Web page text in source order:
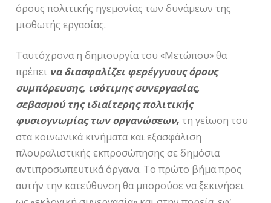
όρους πολιτικής ηγεμονίας των δυνάμεων της
μισθωτής εργασίας.
Ταυτόχρονα η δημιουργία του «Μετώπου» θα
πρέπει να διασφαλίζει φερέγγυους όρους
συμπόρευσης, ισότιμης συνεργασίας,
σεβασμού της ιδιαίτερης πολιτικής
φυσιογνωμίας των οργανώσεων, τη γείωση του
στα κοινωνικά κινήματα και εξασφάλιση
πλουραλιστικής εκπροσώπησης σε δημόσια
αντιπροσωπευτικά όργανα. Το πρώτο βήμα προς
αυτήν την κατεύθυνση θα μπορούσε να ξεκινήσει